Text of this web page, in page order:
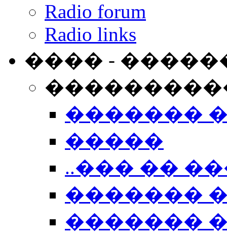
Radio forum
Radio links
���� -
�������
�����
..��� ��
�������
�������